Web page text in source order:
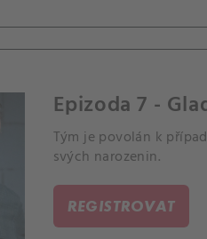
Epizoda 7 -
Tým je povolán k
svých narozenin.
REGISTROVAT